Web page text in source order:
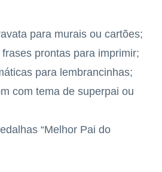
para murais ou cartões;
prontas para imprimir;
para lembrancinhas;
com tema de superpai ou
“Melhor Pai do